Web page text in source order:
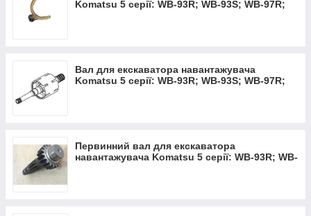
Komatsu 5 серії: WB-93R; WB-93S; WB-97R;
Вал для екскаватора навантажувача
Komatsu 5 серії: WB-93R; WB-93S; WB-97R;
Первинний вал для екскаватора
навантажувача Komatsu 5 серії: WB-93R; WB-